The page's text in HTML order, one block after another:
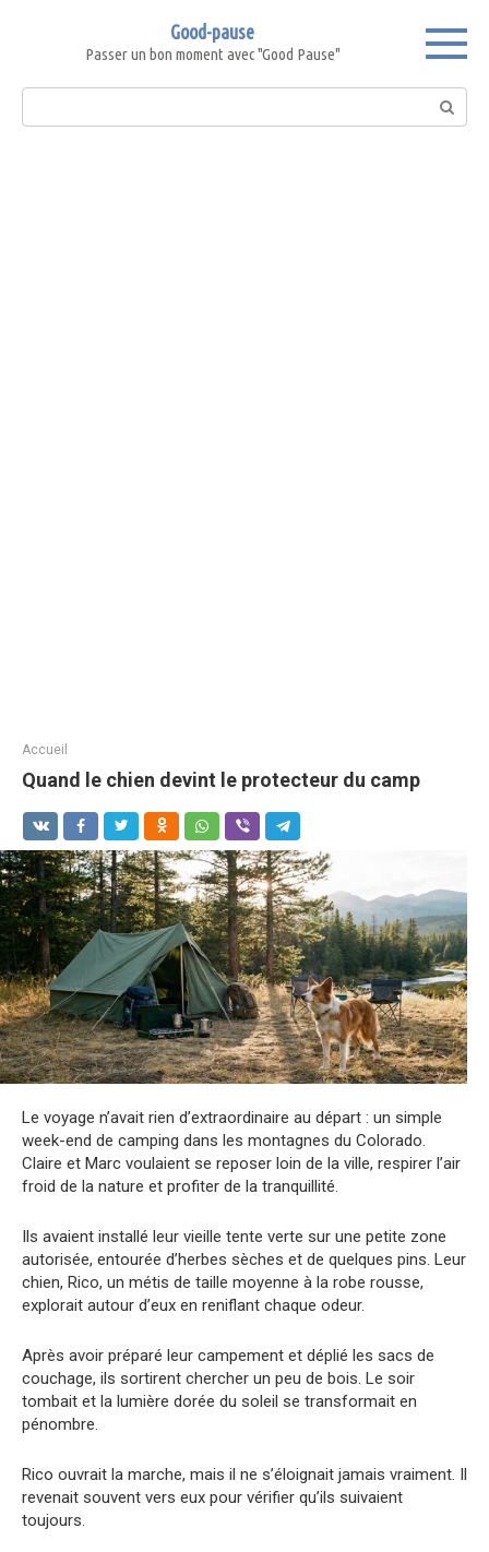
Good-pause
Passer un bon moment avec "Good Pause"
Search:
Accueil
Quand le chien devint le protecteur du camp
Le voyage n’avait rien d’extraordinaire au départ : un simple
week-end de camping dans les montagnes du Colorado.
Claire et Marc voulaient se reposer loin de la ville, respirer l’air
froid de la nature et profiter de la tranquillité.
Ils avaient installé leur vieille tente verte sur une petite zone
autorisée, entourée d’herbes sèches et de quelques pins. Leur
chien, Rico, un métis de taille moyenne à la robe rousse,
explorait autour d’eux en reniflant chaque odeur.
Après avoir préparé leur campement et déplié les sacs de
couchage, ils sortirent chercher un peu de bois. Le soir
tombait et la lumière dorée du soleil se transformait en
pénombre.
Rico ouvrait la marche, mais il ne s’éloignait jamais vraiment. Il
revenait souvent vers eux pour vérifier qu’ils suivaient
toujours.